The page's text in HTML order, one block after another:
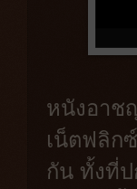
หนังอาช
เน็ตฟลิก
กัน ทั้งที่